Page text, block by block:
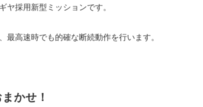
ヤ採用新型ミッションです。
最高速時でも的確な断続動作を行います。
かせ！